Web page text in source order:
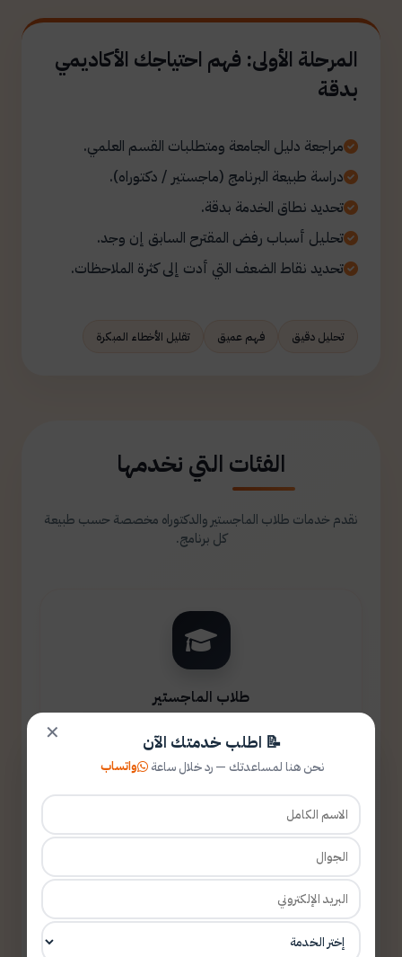
المرحلة الأولى: فهم احتياجك الأكاديمي
بدقة
مراجعة دليل الجامعة ومتطلبات القسم العلمي.
دراسة طبيعة البرنامج (ماجستير / دكتوراه).
تحديد نطاق الخدمة بدقة.
تحليل أسباب رفض المقترح السابق إن وجد.
تحديد نقاط الضعف التي أدت إلى كثرة الملاحظات.
تحليل دقيق فهم عميق تقليل الأخطاء المبكرة
الفئات التي نخدمها
نقدم خدمات طلاب الماجستير والدكتوراه مخصصة حسب طبيعة
كل برنامج.
طلاب الماجستير
✕ 📝 اطلب خدمتك الآن
نحن هنا لمساعدتك — رد خلال ساعة واتساب